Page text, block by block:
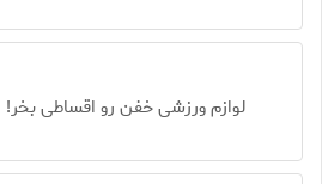
لوازم ورزشی خفن رو اقساطی بخر!